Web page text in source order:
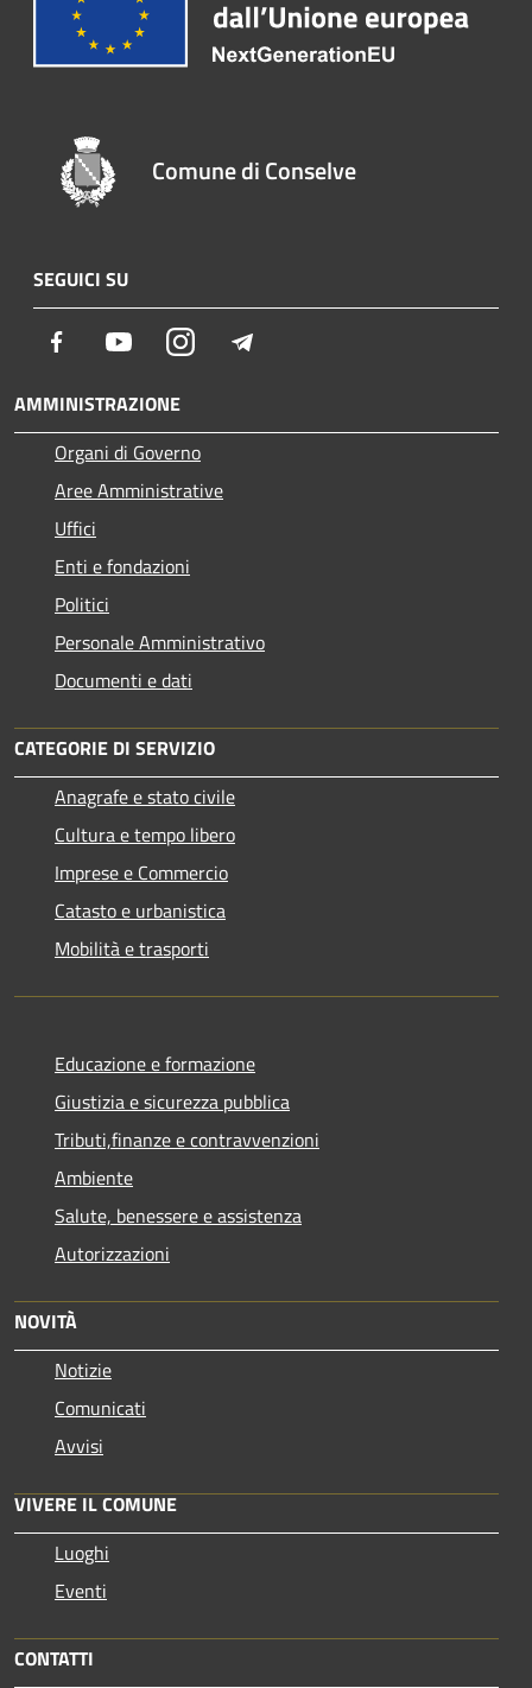
Comune di Conselve
SEGUICI SU
Facebook YoutubeInstagram
AMMINISTRAZIONE
Organi di Governo
Aree Amministrative
Uffici
Enti e fondazioni
Politici
Personale Amministrativo
Documenti e dati
CATEGORIE DI SERVIZIO
Anagrafe e stato civile
Cultura e tempo libero
Imprese e Commercio
Catasto e urbanistica
Mobilità e trasporti
Educazione e formazione
Giustizia e sicurezza pubblica
Tributi,finanze e contravvenzioni
Ambiente
Salute, benessere e assistenza
Autorizzazioni
NOVITÀ
Notizie
Comunicati
Avvisi
VIVERE IL COMUNE
Luoghi
Eventi
CONTATTI